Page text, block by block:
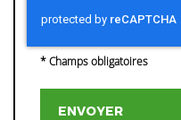
*Champs obligatoires